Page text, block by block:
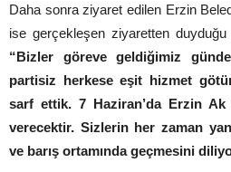
Daha sonra ziyaret edilen Erzin
ise gerçekleşen ziyaretten
“Bizler göreve geldiğimiz
partisiz herkese eşit hizmet
sarf ettik. 7 Haziran’da Erzin
verecektir. Sizlerin her zaman
ve barış ortamında geçmesini